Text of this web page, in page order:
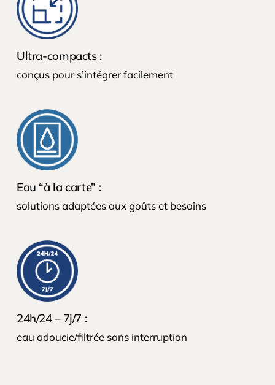
Ultra-compacts :
conçus pour s’intégrer facilement
Eau “à la carte” :
solutions adaptées aux goûts et besoins
24h/24 – 7j/7 :
eau adoucie/filtrée sans interruption